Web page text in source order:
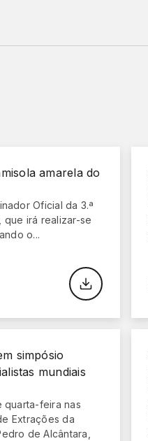
amarela do
Oficial da 3.ª
que irá realizar-se
o...
simpósio
mundiais
quarta-feira nas
Extrações da
de Alcântara,